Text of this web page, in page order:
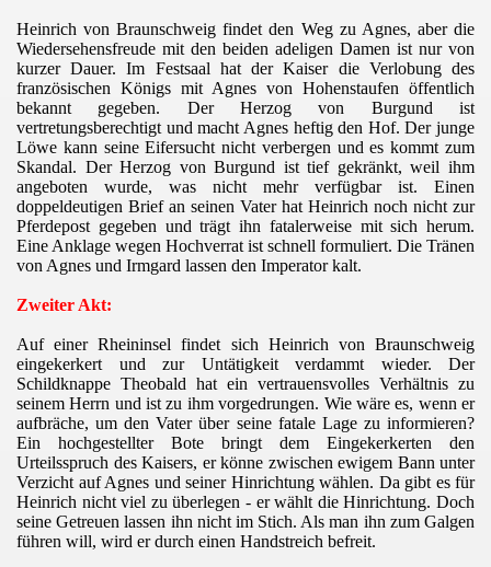
Heinrich von Braunschweig findet den Weg zu Agnes, aber die
Wiedersehensfreude mit den beiden adeligen Damen ist nur von
kurzer Dauer. Im Festsaal hat der Kaiser die Verlobung des
französischen Königs mit Agnes von Hohenstaufen öffentlich
bekannt gegeben. Der Herzog von Burgund ist
vertretungsberechtigt und macht Agnes heftig den Hof. Der junge
Löwe kann seine Eifersucht nicht verbergen und es kommt zum
Skandal. Der Herzog von Burgund ist tief gekränkt, weil ihm
angeboten wurde, was nicht mehr verfügbar ist. Einen
doppeldeutigen Brief an seinen Vater hat Heinrich noch nicht zur
Pferdepost gegeben und trägt ihn fatalerweise mit sich herum.
Eine Anklage wegen Hochverrat ist schnell formuliert. Die Tränen
von Agnes und Irmgard lassen den Imperator kalt.
Zweiter Akt:
Auf einer Rheininsel findet sich Heinrich von Braunschweig
eingekerkert und zur Untätigkeit verdammt wieder. Der
Schildknappe Theobald hat ein vertrauensvolles Verhältnis zu
seinem Herrn und ist zu ihm vorgedrungen. Wie wäre es, wenn er
aufbräche, um den Vater über seine fatale Lage zu informieren?
Ein hochgestellter Bote bringt dem Eingekerkerten den
Urteilsspruch des Kaisers, er könne zwischen ewigem Bann unter
Verzicht auf Agnes und seiner Hinrichtung wählen. Da gibt es für
Heinrich nicht viel zu überlegen - er wählt die Hinrichtung. Doch
seine Getreuen lassen ihn nicht im Stich. Als man ihn zum Galgen
führen will, wird er durch einen Handstreich befreit.